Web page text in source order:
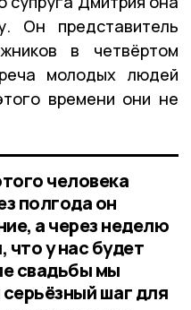
Он представитель
в четвёртом
молодых людей
времени они не
человека
полгода он
а через неделю
что у нас будет
свадьбы мы
шаг для